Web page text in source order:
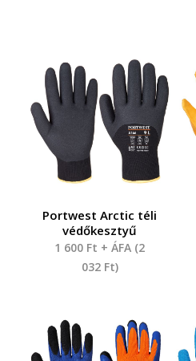
Portwest Arctic téli
védőkesztyű
1 600 Ft + ÁFA (2
032 Ft)